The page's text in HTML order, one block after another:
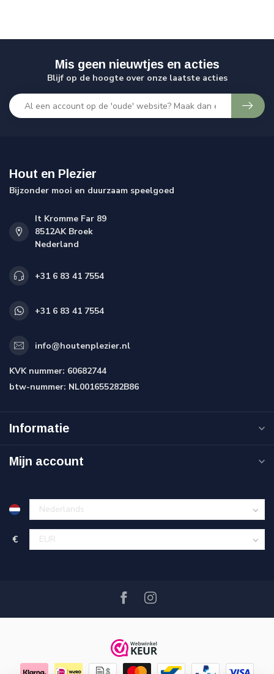
Mis geen nieuwtjes en acties
Blijf op de hoogte over onze laatste acties
Hout en Plezier
Bijzonder mooi en duurzaam speelgoed
It Kromme Far 89
8512AK Broek
Nederland
+31 6 83 41 7554
+31 6 83 41 7554
info@houtenplezier.nl
KVK nummer: 60682744
btw-nummer: NL001655282B86
Informatie
Mijn account
€